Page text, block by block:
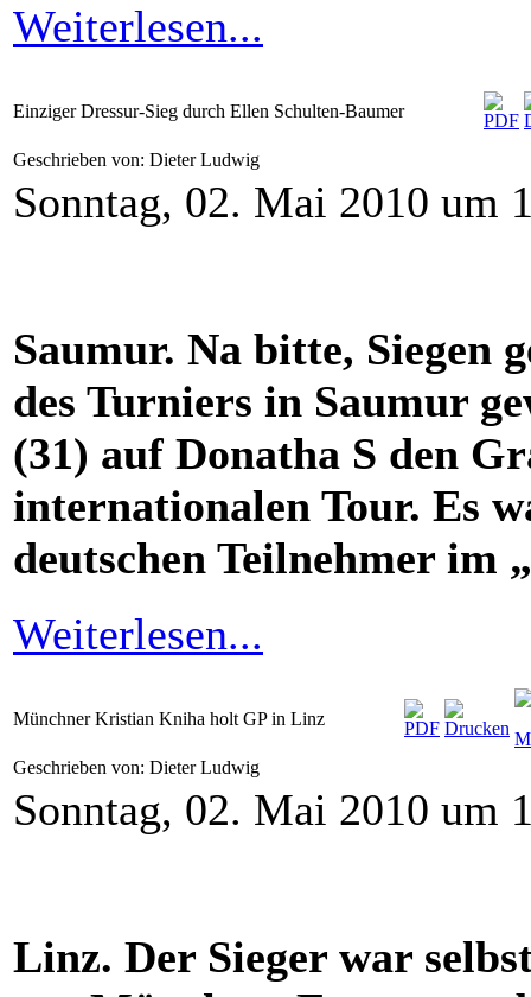
Weiterlesen...
Einziger Dressur-Sieg durch Ellen Schulten-Baumer
Geschrieben von: Dieter Ludwig
Sonntag, 02. Mai 2010 um
Saumur. Na bitte, Siegen
des Turniers in Saumur
(31) auf Donatha S den
internationalen Tour. Es
deutschen Teilnehmer im
Weiterlesen...
Münchner Kristian Kniha holt GP in Linz
Geschrieben von: Dieter Ludwig
Sonntag, 02. Mai 2010 um
Linz. Der Sieger war